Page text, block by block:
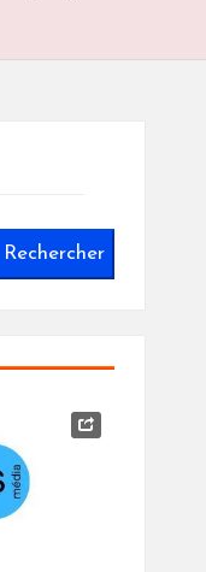
Rechercher